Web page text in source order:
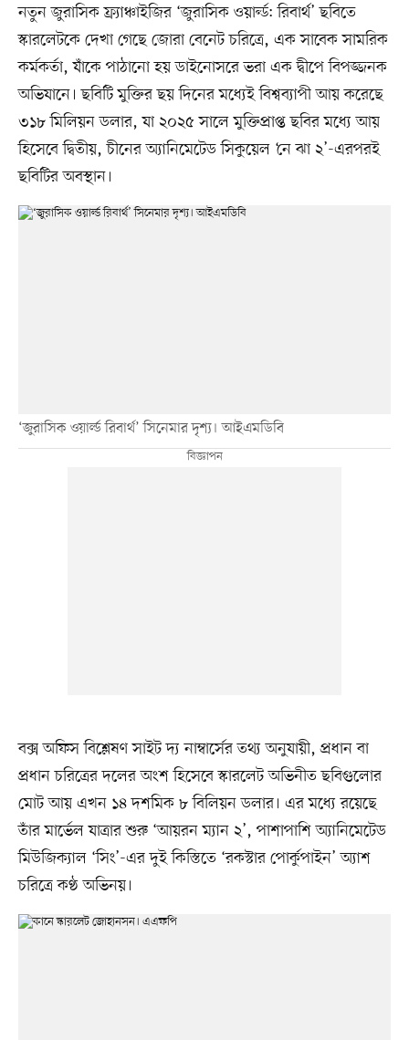
নতুন জুরাসিক ফ্র্যাঞ্চাইজির ‘জুরাসিক ওয়ার্ল্ড: রিবার্থ’ ছবিতে
স্কারলেটকে দেখা গেছে জোরা বেনেট চরিত্রে, এক সাবেক সামরিক
কর্মকর্তা, যাঁকে পাঠানো হয় ডাইনোসরে ভরা এক দ্বীপে বিপজ্জনক
অভিযানে। ছবিটি মুক্তির ছয় দিনের মধ্যেই বিশ্বব্যাপী আয় করেছে
৩১৮ মিলিয়ন ডলার, যা ২০২৫ সালে মুক্তিপ্রাপ্ত ছবির মধ্যে আয়
হিসেবে দ্বিতীয়, চীনের অ্যানিমেটেড সিকুয়েল ‘নে ঝা ২’-এরপরই
ছবিটির অবস্থান।
‘জুরাসিক ওয়ার্ল্ড রিবার্থ’ সিনেমার দৃশ্য। আইএমডিবি
বক্স অফিস বিশ্লেষণ সাইট দ্য নাম্বার্সের তথ্য অনুযায়ী, প্রধান বা
প্রধান চরিত্রের দলের অংশ হিসেবে স্কারলেট অভিনীত ছবিগুলোর
মোট আয় এখন ১৪ দশমিক ৮ বিলিয়ন ডলার। এর মধ্যে রয়েছে
তাঁর মার্ভেল যাত্রার শুরু ‘আয়রন ম্যান ২’, পাশাপাশি অ্যানিমেটেড
মিউজিক্যাল ‘সিং’-এর দুই কিস্তিতে ‘রকস্টার পোর্কুপাইন’ অ্যাশ
চরিত্রে কণ্ঠ অভিনয়।